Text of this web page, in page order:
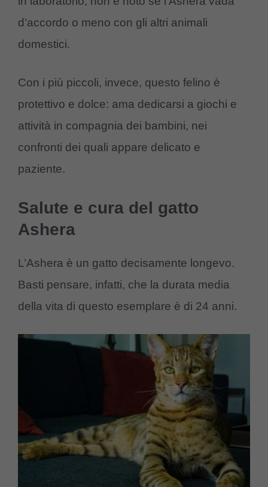
d’accordo o meno con gli altri animali
domestici.
Con i più piccoli, invece, questo felino è
protettivo e dolce: ama dedicarsi a giochi e
attività in compagnia dei bambini, nei
confronti dei quali appare delicato e
paziente.
Salute e cura del gatto
Ashera
L’Ashera è un gatto decisamente longevo.
Basti pensare, infatti, che la durata media
della vita di questo esemplare è di 24 anni.